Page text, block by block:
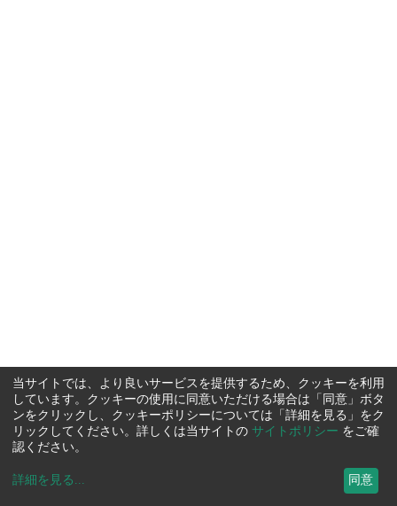
当サイトでは、より良いサービスを提供するため、クッキーを利用
しています。クッキーの使用に同意いただける場合は「同意」ボタ
ンをクリックし、クッキーポリシーについては「詳細を見る」をク
リックしてください。詳しくは当サイトの サイトポリシー をご確
認ください。
詳細を見る ... 同意